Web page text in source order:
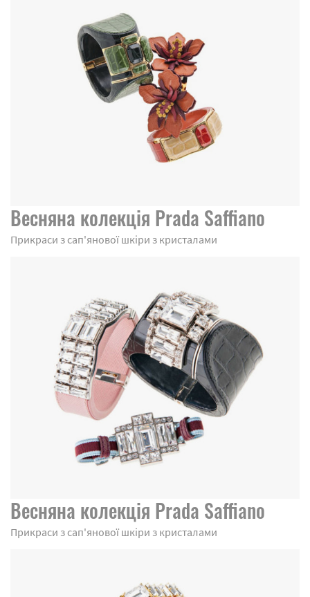
Весняна колекція Prada Saffiano
Прикраси з сап'янової шкіри з кристалами
Весняна колекція Prada Saffiano
Прикраси з сап'янової шкіри з кристалами